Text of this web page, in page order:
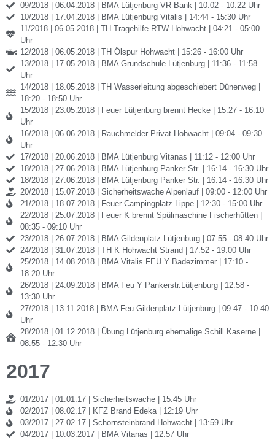
09/2018 | 06.04.2018 | BMA Lütjenburg VR Bank | 10:02 - 10:22 Uhr
10/2018 | 17.04.2018 | BMA Lütjenburg Vitalis | 14:44 - 15:30 Uhr
11/2018 | 06.05.2018 | TH Tragehilfe RTW Hohwacht | 04:21 - 05:00
Uhr
12/2018 | 06.05.2018 | TH Ölspur Hohwacht | 15:26 - 16:00 Uhr
13/2018 | 17.05.2018 | BMA Grundschule Lütjenburg | 11:36 - 11:58
Uhr
14/2018 | 18.05.2018 | TH Wasserleitung abgeschiebert Dünenweg |
18:20 - 18:50 Uhr
15/2018 | 23.05.2018 | Feuer Lütjenburg brennt Hecke | 15:27 - 16:10
Uhr
16/2018 | 06.06.2018 | Rauchmelder Privat Hohwacht | 09:04 - 09:30
Uhr
17/2018 | 20.06.2018 | BMA Lütjenburg Vitanas | 11:12 - 12:00 Uhr
18/2018 | 27.06.2018 | BMA Lütjenburg Panker Str. | 16:14 - 16:30 Uhr
18/2018 | 27.06.2018 | BMA Lütjenburg Panker Str. | 16:14 - 16:30 Uhr
20/2018 | 15.07.2018 | Sicherheitswache Alpenlauf | 09:00 - 12:00 Uhr
21/2018 | 18.07.2018 | Feuer Campingplatz Lippe | 12:30 - 15:00 Uhr
22/2018 | 25.07.2018 | Feuer K brennt Spülmaschine Fischerhütten |
08:35 - 09:10 Uhr
23/2018 | 26.07.2018 | BMA Gildenplatz Lütjenburg | 07:55 - 08:40 Uhr
24/2018 | 31.07.2018 | TH K Hohwacht Strand | 17:52 - 19:00 Uhr
25/2018 | 14.08.2018 | BMA Vitalis FEU Y Badezimmer | 17:10 -
18:20 Uhr
26/2018 | 24.09.2018 | BMA Feu Y Pankerstr.Lütjenburg | 12:58 -
13:30 Uhr
27/2018 | 13.11.2018 | BMA Feu Gildenplatz Lütjenburg | 09:47 - 10:40
Uhr
28/2018 | 01.12.2018 | Übung Lütjenburg ehemalige Schill Kaserne |
08:55 - 12:30 Uhr
2017
01/2017 | 01.01.17 | Sicherheitswache | 15:45 Uhr
02/2017 | 08.02.17 | KFZ Brand Edeka | 12:19 Uhr
03/2017 | 27.02.17 | Schornsteinbrand Hohwacht | 13:59 Uhr
04/2017 | 10.03.2017 | BMA Vitanas | 12:57 Uhr